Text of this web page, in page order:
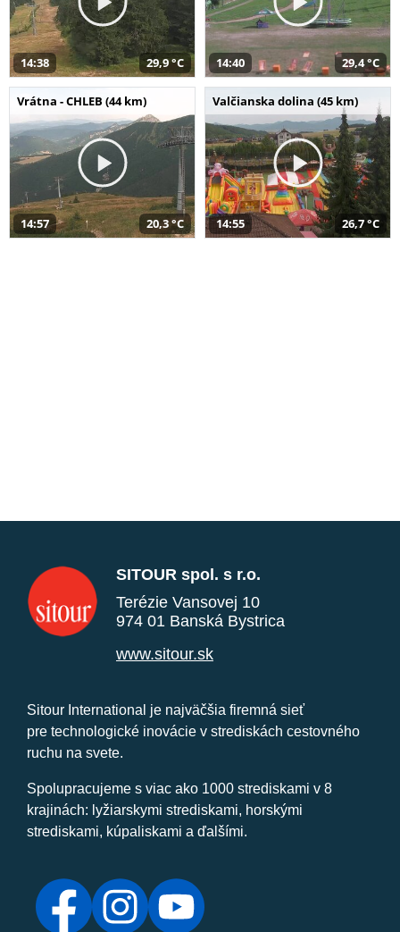
14:38 29,9 °C 14:40 29,4 °C
Vrátna - CHLEB (44 km)
14:57 20,3 °C
Valčianska dolina (45 km)
14:55 26,7 °C
SITOUR spol. s r.o.
Terézie Vansovej 10
974 01 Banská Bystrica
www.sitour.sk
Sitour International je najväčšia firemná sieť
pre technologické inovácie v strediskách cestovného
ruchu na svete.
Spolupracujeme s viac ako 1000 strediskami v 8
krajinách: lyžiarskymi strediskami, horskými
strediskami, kúpaliskami a ďalšími.